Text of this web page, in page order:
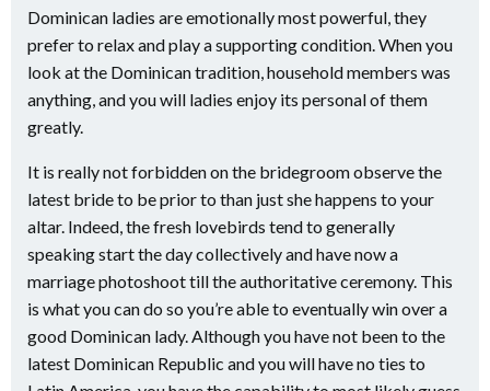
Dominican ladies are emotionally most powerful, they
prefer to relax and play a supporting condition. When you
look at the Dominican tradition, household members was
anything, and you will ladies enjoy its personal of them
greatly.
It is really not forbidden on the bridegroom observe the
latest bride to be prior to than just she happens to your
altar. Indeed, the fresh lovebirds tend to generally
speaking start the day collectively and have now a
marriage photoshoot till the authoritative ceremony. This
is what you can do so you’re able to eventually win over a
good Dominican lady. Although you have not been to the
latest Dominican Republic and you will have no ties to